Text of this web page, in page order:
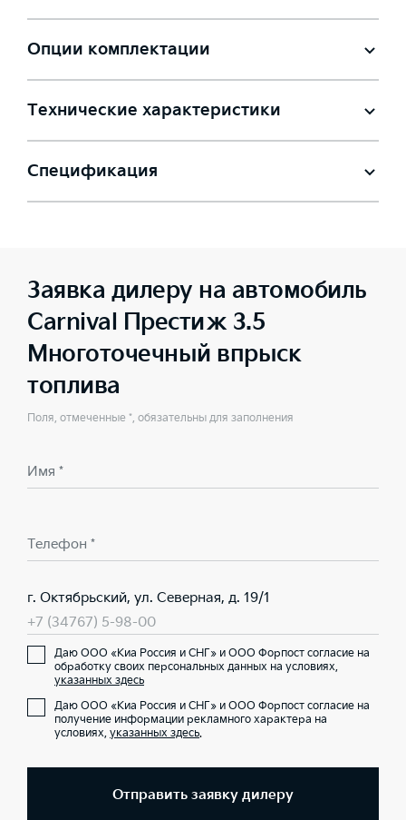
Опции комплектации
Технические характеристики
Спецификация
Заявка дилеру на автомобиль
Carnival Престиж 3.5
Многоточечный впрыск
топлива
Поля, отмеченные *, обязательны для заполнения
Имя *
Телефон *
г. Октябрьский, ул. Северная, д. 19/1
+7 (34767) 5-98-00
Даю ООО «Киа Россия и СНГ» и ООО Форпост согласие на
обработку своих персональных данных на условиях,
указанных здесь
Даю ООО «Киа Россия и СНГ» и ООО Форпост согласие на
получение информации рекламного характера на
условиях, указанных здесь.
Отправить заявку дилеру